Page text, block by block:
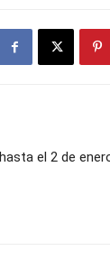
el 2 de